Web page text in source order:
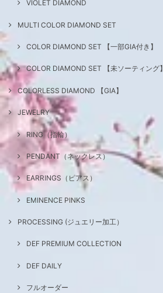
VIOLET DIAMOND
MULTI COLOR DIAMOND SET
COLOR DIAMOND SET 【一部GIA付き】
COLOR DIAMOND SET 【未ソーティング】
COLORLESS DIAMOND 【GIA】
JEWELRY
RING（指輪）
PENDANT（ネックレス）
EARRINGS（ピアス）
EMINENCE PINKS
PROCESSING (ジュエリー加工）
DEF PREMIUM COLLECTION
DEF DAILY
フルオーダー